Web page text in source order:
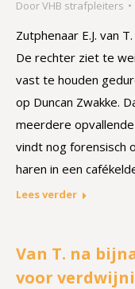
DoorVHB strafpleiters
Zutphenaar E.J. van
De rechter ziet te
vast te houden
op Duncan Zwakke.
meerdere
vindt nog forensisch
haren in een
Lees verder
Van T. na
voor